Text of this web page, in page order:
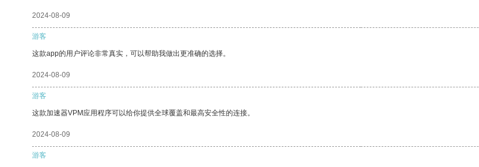
2024-08-09
游客
这款app的用户评论非常真实，可以帮助我做出更准确的选择。
2024-08-09
游客
这款加速器VPM应用程序可以给你提供全球覆盖和最高安全性的连接。
2024-08-09
游客